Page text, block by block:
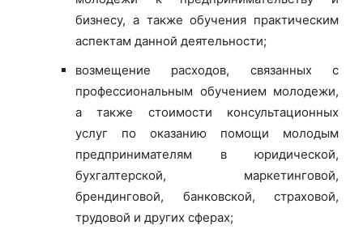
бизнесу, а также обучения практическим
аспектам данной деятельности;
возмещение расходов, связанных с
профессиональным обучением молодежи,
а также стоимости консультационных
услуг по оказанию помощи молодым
предпринимателям в юридической,
бухгалтерской, маркетинговой,
брендинговой, банковской, страховой,
трудовой и других сферах;